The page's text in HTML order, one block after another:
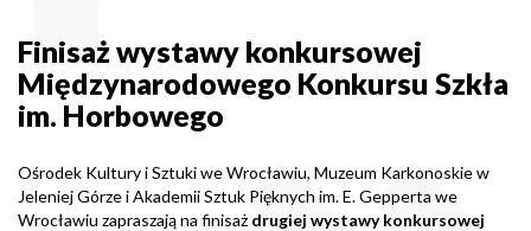
Finisaż wystawy konkursowej
Międzynarodowego Konkursu Szkła
im. Horbowego
Ośrodek Kultury i Sztuki we Wrocławiu, Muzeum Karkonoskie w
Jeleniej Górze i Akademii Sztuk Pięknych im. E. Gepperta we
Wrocławiu zapraszają na finisaż drugiej wystawy konkursowej